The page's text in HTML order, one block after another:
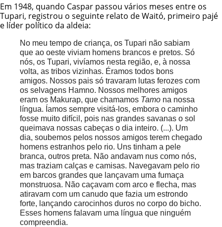
Em 1948, quando Caspar passou vários meses entre os
Tupari, registrou o seguinte relato de Waitó, primeiro pajé
e líder político da aldeia:
No meu tempo de criança, os Tupari não sabiam
que ao oeste viviam homens brancos e pretos. Só
nós, os Tupari, vivíamos nesta região, e, à nossa
volta, as tribos vizinhas. Éramos todos bons
amigos. Nossos pais só travaram lutas ferozes com
os selvagens Hamno. Nossos melhores amigos
eram os Makurap, que chamamos Tamo na nossa
língua. Íamos sempre visitá-los, embora o caminho
fosse muito difícil, pois nas grandes savanas o sol
queimava nossas cabeças o dia inteiro. (...). Um
dia, soubemos pelos nossos amigos terem chegado
homens estranhos pelo rio. Uns tinham a pele
branca, outros preta. Não andavam nus como nós,
mas traziam calças e camisas. Navegavam pelo rio
em barcos grandes que lançavam uma fumaça
monstruosa. Não caçavam com arco e flecha, mas
atiravam com um canudo que fazia um estrondo
forte, lançando carocinhos duros no corpo do bicho.
Esses homens falavam uma língua que ninguém
compreendia.